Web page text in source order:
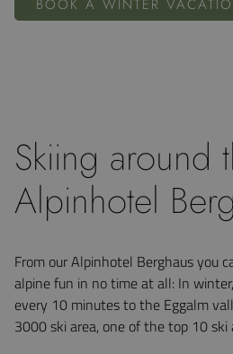
BOOK A WINTER
Skiing around
Alpinhotel
From our Alpinhotel Berghaus you
alpine fun in no time at all: In
every 10 minutes to the Eggalm
3000 ski area, one of the top 10 ski